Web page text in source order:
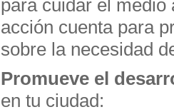
para cuidar el medio
acción cuenta para
sobre la necesidad
Promueve el
en tu ciudad: